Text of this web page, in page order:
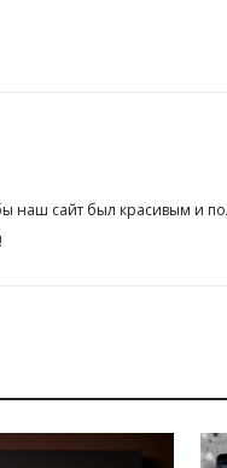
наш сайт был красивым и